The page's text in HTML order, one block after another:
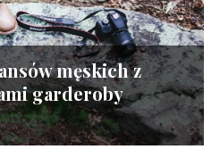
męskich z
garderoby